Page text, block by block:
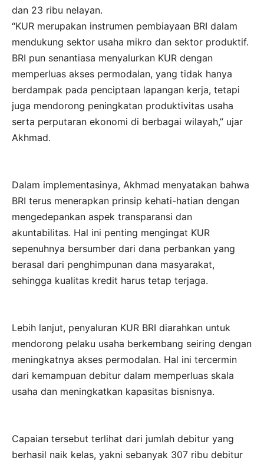
dan 23 ribu nelayan.
“KUR merupakan instrumen pembiayaan BRI dalam
mendukung sektor usaha mikro dan sektor produktif.
BRI pun senantiasa menyalurkan KUR dengan
memperluas akses permodalan, yang tidak hanya
berdampak pada penciptaan lapangan kerja, tetapi
juga mendorong peningkatan produktivitas usaha
serta perputaran ekonomi di berbagai wilayah,” ujar
Akhmad.
Dalam implementasinya, Akhmad menyatakan bahwa
BRI terus menerapkan prinsip kehati-hatian dengan
mengedepankan aspek transparansi dan
akuntabilitas. Hal ini penting mengingat KUR
sepenuhnya bersumber dari dana perbankan yang
berasal dari penghimpunan dana masyarakat,
sehingga kualitas kredit harus tetap terjaga.
Lebih lanjut, penyaluran KUR BRI diarahkan untuk
mendorong pelaku usaha berkembang seiring dengan
meningkatnya akses permodalan. Hal ini tercermin
dari kemampuan debitur dalam memperluas skala
usaha dan meningkatkan kapasitas bisnisnya.
Capaian tersebut terlihat dari jumlah debitur yang
berhasil naik kelas, yakni sebanyak 307 ribu debitur